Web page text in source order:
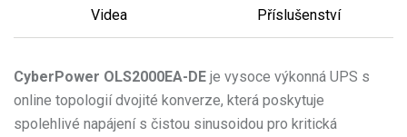
Videa Příslušenství
CyberPower OLS2000EA-DE je vysoce výkonná UPS s
online topologií dvojité konverze, která poskytuje
spolehlivé napájení s čistou sinusoidou pro kritická